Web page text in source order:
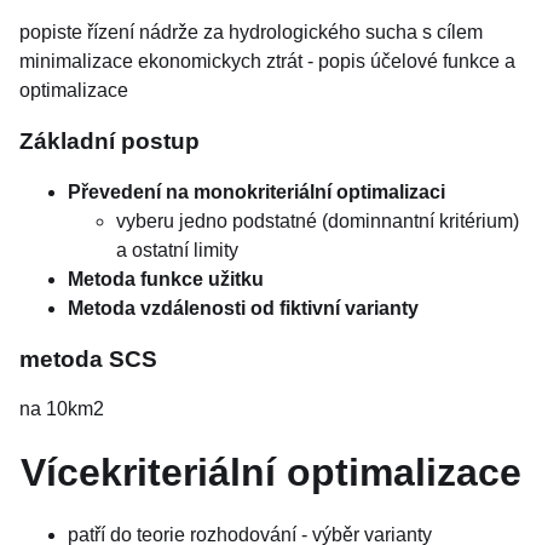
popiste řízení nádrže za hydrologického sucha s cílem
minimalizace ekonomickych ztrát - popis účelové funkce a
optimalizace
Základní postup
Převedení na monokriteriální optimalizaci
vyberu jedno podstatné (dominnantní kritérium)
a ostatní limity
Metoda funkce užitku
Metoda vzdálenosti od fiktivní varianty
metoda SCS
na 10km2
Vícekriteriální optimalizace
patří do teorie rozhodování - výběr varianty